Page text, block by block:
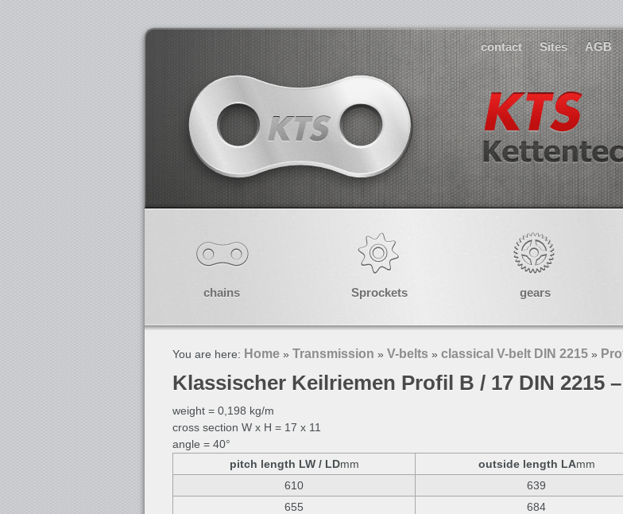
contact Sites AGB
chains Sprockets gears
You are here: Home » Transmission » V-belts » classical V-belt DIN 2215 »
Klassischer Keilriemen Profil B / 17 DIN 2215
weight = 0,198 kg/m
cross section W x H = 17 x 11
angle = 40°
pitch length LW / LDmm outside length LAmm
610
639
655
684